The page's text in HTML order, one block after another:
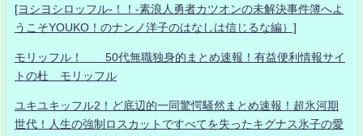
[ヨシヨシロッフル-！！-素浪人勇者カツオンの未解決事件簿へよ
うこそYOUKO！のナンノ洋子のはなしは信じるな編）]
モリッフル！ 50代無職独身的まとめ速報！有益便利情報サイ
トの杜 モリッフル
ユキユキッフル2！ど底辺的一同驚愕騒然まとめ速報！超氷河期
世代！人生の強制ロスカットですべてを失ったキグナス氷子の愛